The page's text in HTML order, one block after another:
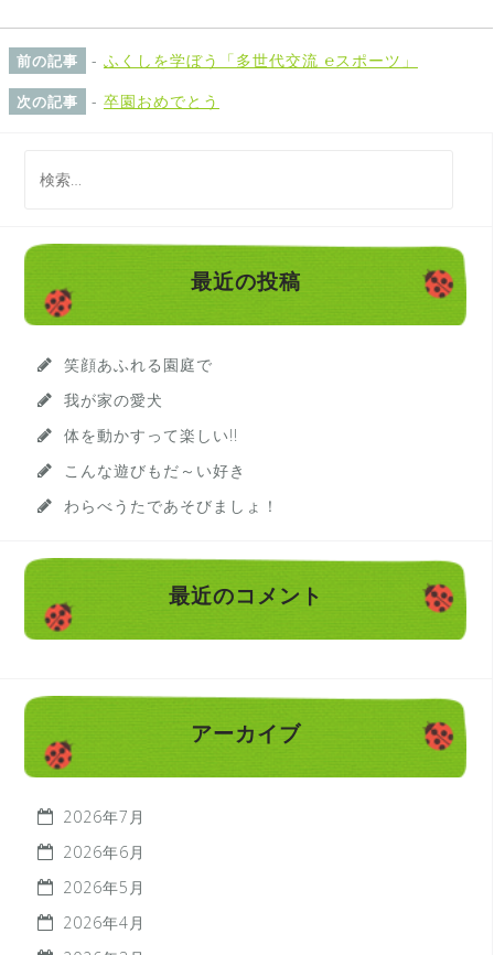
前の記事 - ふくしを学ぼう「多世代交流 ℮スポーツ」
次の記事 - 卒園おめでとう
最近の投稿
笑顔あふれる園庭で
我が家の愛犬
体を動かすって楽しい!!
こんな遊びもだ～い好き
わらべうたであそびましょ！
最近のコメント
アーカイブ
2026年7月
2026年6月
2026年5月
2026年4月